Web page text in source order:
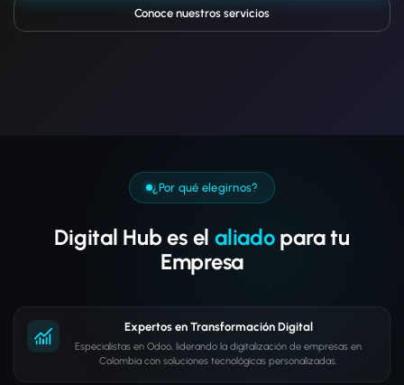
Conoce nuestros servicios
¿Por qué elegirnos?
Digital Hub es elaliadopara tu
Empresa
Expertos en Transformación Digital
Especialistas en Odoo, liderando la digitalización de empresas en
Colombia con soluciones tecnológicas personalizadas.